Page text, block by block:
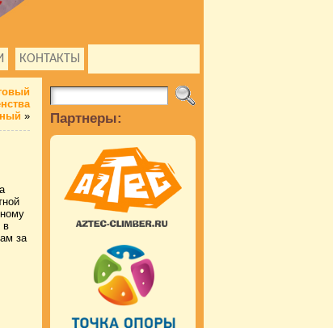
КОНТАКТЫ
»
в
за
Партнеры: